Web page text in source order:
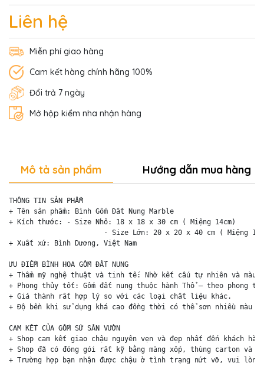
Liên hệ
Miễn phí giao hàng
Cam kết hàng chính hãng 100%
Đổi trả 7 ngày
Mở hộp kiểm nha nhận hàng
Mô tả sản phẩm Hướng dẫn mua hàng
THÔNG TIN SẢN PHẨM
+ Tên sản phẩm: Bình Gốm Đất Nung Marble
+ Kích thước: - Size Nhỏ: 18 x 18 x 30 cm ( Miệng 14cm)
- Size Lớn: 20 x 20 x 40 cm ( Miệng
+ Xuất xứ: Bình Dương, Việt Nam
ƯU ĐIỂM BÌNH HOA GỐM ĐẤT NUNG
+ Thẩm mỹ nghệ thuật và tinh tế: Nhờ kết cấu tự nhiên và màu
+ Phong thủy tốt: Gốm đất nung thuộc hành Thổ – theo phong
+ Giá thành rất hợp lý so với các loại chất liệu khác.
+ Độ bền khi sử dụng khá cao đồng thời có thể sơn nhiều màu
CAM KẾT CỦA GỐM SỨ SÂN VƯỜN
+ Shop cam kết giao chậu nguyên vẹn và đẹp nhất đến khách hàng
+ Shop đã có đóng gói rất kỹ bằng màng xốp, thùng carton và
+ Trường hợp bạn nhận được chậu ở tình trạng nứt vỡ, vui lòng